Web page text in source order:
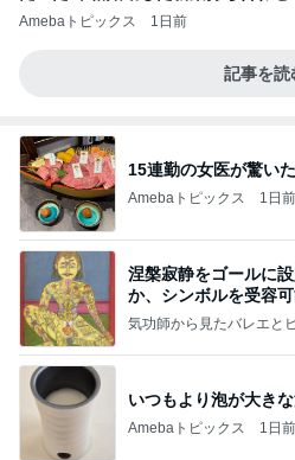
Amebaトピックス 1日前
記事を読
15連勤の女医が驚い
Amebaトピックス 1日前
涅槃寂静をゴールに
か、シンボルを受容
ことが
気功師から見たバレエと
いつもより泡が大き
Amebaトピックス 1日前